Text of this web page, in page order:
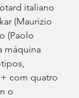
italiano
(Maurizio
(Paolo
máquina
com quatro
o